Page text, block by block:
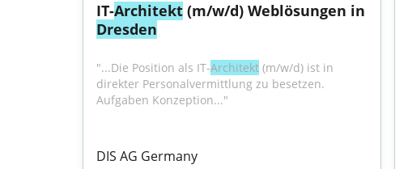
IT-Architekt
Dresden
"...Die Position als IT-Architekt (m/w/d) ist in
direkter Personalvermittlung zu besetzen.
Aufgaben Konzeption..."
DIS AG Germany